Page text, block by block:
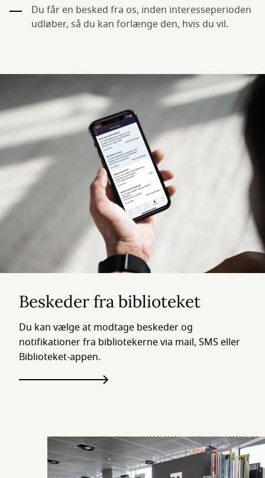
Du får en besked fra os, inden interesseperioden
udløber, så du kan forlænge den, hvis du vil.
Beskeder fra biblioteket
Du kan vælge at modtage beskeder og
notifikationer fra bibliotekerne via mail, SMS eller
Biblioteket-appen.